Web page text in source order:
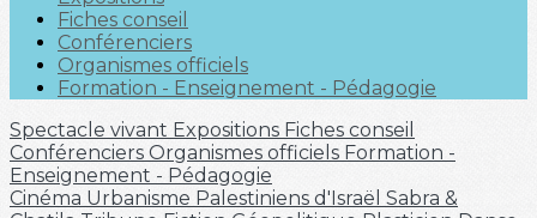
Fiches conseil
Conférenciers
Organismes officiels
Formation - Enseignement - Pédagogie
Spectacle vivant Expositions Fiches conseil
Conférenciers Organismes officiels Formation -
Enseignement - Pédagogie
Cinéma Urbanisme Palestiniens d'Israël Sabra &